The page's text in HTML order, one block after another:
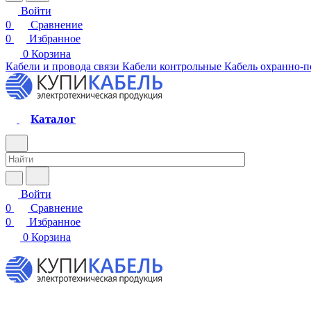
Войти
0
Сравнение
0
Избранное
0 Корзина
Кабели и провода связи Кабели контрольные Кабель охранно-
Каталог
Войти
0
Сравнение
0
Избранное
0 Корзина